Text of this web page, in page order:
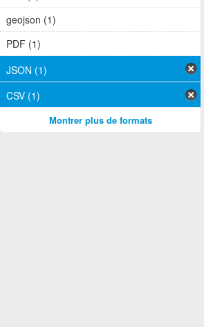
geojson (1)
PDF (1)
JSON (1)
CSV (1)
Montrer plus de formats